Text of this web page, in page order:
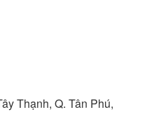
Thạnh, Q. Tân Phú,